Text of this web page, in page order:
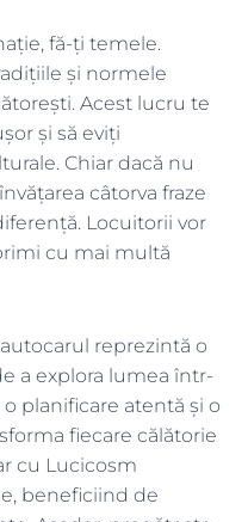
fă-ți temele.
și normele
Acest lucru te
și să eviți
Chiar dacă nu
câtorva fraze
Locuitorii vor
cu mai multă
reprezintă o
a explora lumea într-
planificare atentă și o
fiecare călătorie
cu Lucicosm
beneficiind de